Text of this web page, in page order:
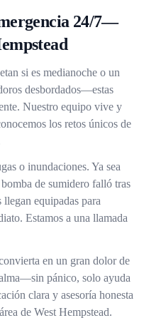
24/7—
si es medianoche o un
desbordados—estas
Nuestro equipo vive y
los retos únicos de
o inundaciones. Ya sea
de sumidero falló tras
equipadas para
Estamos a una llamada
en un gran dolor de
pánico, solo ayuda
clara y asesoría honesta
de West Hempstead.